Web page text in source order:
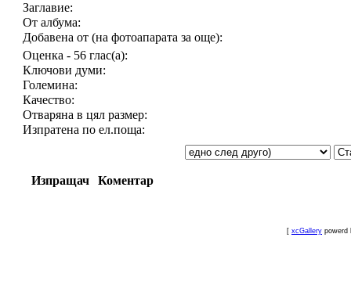
Заглавие:
От албума:
Добавена от (на фотоапарата за още):
Оценка - 56 глас(а):
Ключови думи:
Големина:
Качество:
Отваряна в цял размер:
Изпратена по ел.поща:
Изпращач Коментар
[ xcGallery